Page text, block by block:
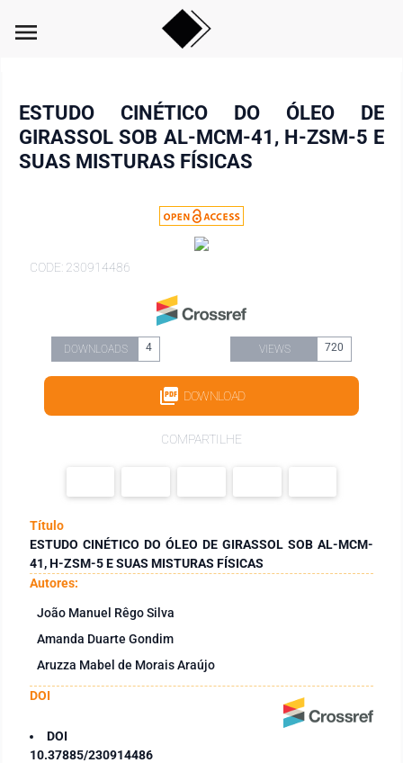
menu
ESTUDO CINÉTICO DO ÓLEO DE
GIRASSOL SOB AL-MCM-41, H-ZSM-5 E
SUAS MISTURAS FÍSICAS
CODE: 230914486
DOWNLOADS 4 VIEWS 720
DOWNLOAD
COMPARTILHE
Título
ESTUDO CINÉTICO DO ÓLEO DE GIRASSOL SOB AL-MCM-
41, H-ZSM-5 E SUAS MISTURAS FÍSICAS
Autores:
João Manuel Rêgo Silva
Amanda Duarte Gondim
Aruzza Mabel de Morais Araújo
DOI
DOI
10.37885/230914486